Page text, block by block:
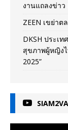
งานแถลงข่าว
ZEEN เขย่าต
DKSH ประเ
สุขภาพผู้หญิงไ
2025”